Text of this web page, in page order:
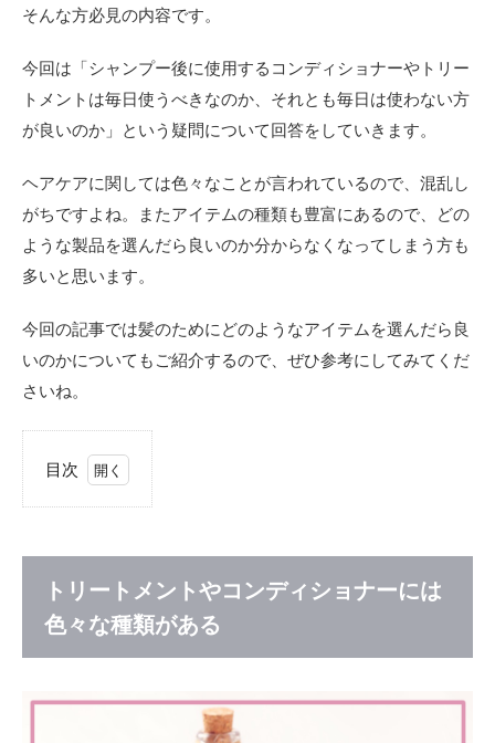
そんな方必見の内容です。
今回は「シャンプー後に使用するコンディショナーやトリー
トメントは毎日使うべきなのか、それとも毎日は使わない方
が良いのか」という疑問について回答をしていきます。
ヘアケアに関しては色々なことが言われているので、混乱し
がちですよね。またアイテムの種類も豊富にあるので、どの
ような製品を選んだら良いのか分からなくなってしまう方も
多いと思います。
今回の記事では髪のためにどのようなアイテムを選んだら良
いのかについてもご紹介するので、ぜひ参考にしてみてくだ
さいね。
目次
トや
コン
ディ
トリートメントやコンディショナーには
色々な種類がある